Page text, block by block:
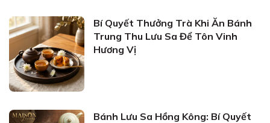
Bí Quyết Thưởng Trà Khi Ăn Bánh
Trung Thu Lưu Sa Để Tôn Vinh
Hương Vị
Bánh Lưu Sa Hồng Kông: Bí Quyết